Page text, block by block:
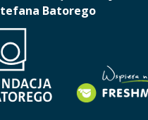
Batorego